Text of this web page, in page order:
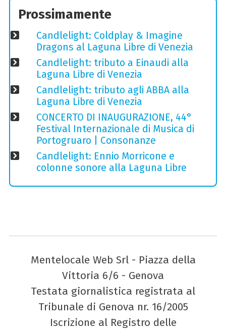
Prossimamente
Candlelight: Coldplay & Imagine
Dragons al Laguna Libre di Venezia
Candlelight: tributo a Einaudi alla
Laguna Libre di Venezia
Candlelight: tributo agli ABBA alla
Laguna Libre di Venezia
CONCERTO DI INAUGURAZIONE, 44°
Festival Internazionale di Musica di
Portogruaro | Consonanze
Candlelight: Ennio Morricone e
colonne sonore alla Laguna Libre
Mentelocale Web Srl - Piazza della
Vittoria 6/6 - Genova
Testata giornalistica registrata al
Tribunale di Genova nr. 16/2005
Iscrizione al Registro delle